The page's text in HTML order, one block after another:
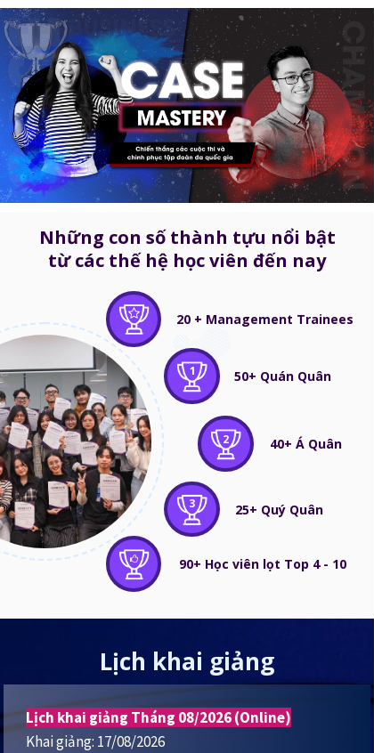
50+ Quán Quân
1
40+ Á Quân
2
25+ Quý Quân
3
20 + Management Trainees
90+ Học viên lọt Top 4 - 10
Những con số thành tựu nổi bật
từ các thế hệ học viên đến nay
Lịch khai giảng
Lịch khai giảng Tháng 08/2026 (Online)
Khai giảng: 17/08/2026